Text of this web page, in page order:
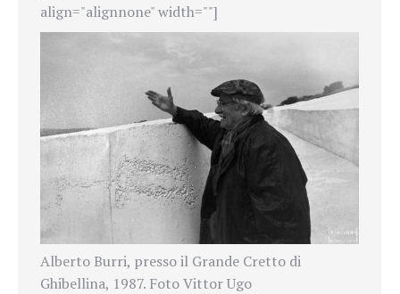
align="alignnone" width=""]
Alberto Burri, presso il Grande Cretto di
Ghibellina, 1987. Foto Vittor Ugo